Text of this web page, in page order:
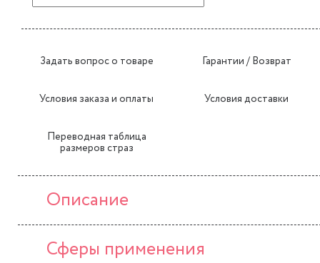
Задать вопрос о товаре Гарантии / Возврат
Условия заказа и оплаты Условия доставки
Переводная таблица
размеров страз
Описание
Сферы применения